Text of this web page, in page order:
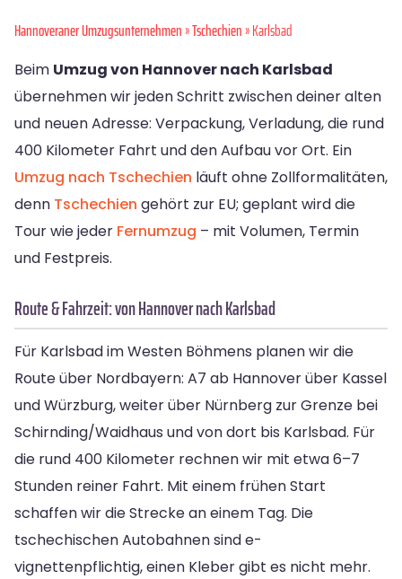
Hannoveraner Umzugsunternehmen»Tschechien» Karlsbad
Beim Umzug von Hannover nach Karlsbad
übernehmen wir jeden Schritt zwischen deiner alten
und neuen Adresse: Verpackung, Verladung, die rund
400 Kilometer Fahrt und den Aufbau vor Ort. Ein
Umzug nach Tschechien läuft ohne Zollformalitäten,
denn Tschechien gehört zur EU; geplant wird die
Tour wie jeder Fernumzug – mit Volumen, Termin
und Festpreis.
Route & Fahrzeit: von Hannover nach Karlsbad
Für Karlsbad im Westen Böhmens planen wir die
Route über Nordbayern: A7 ab Hannover über Kassel
und Würzburg, weiter über Nürnberg zur Grenze bei
Schirnding/Waidhaus und von dort bis Karlsbad. Für
die rund 400 Kilometer rechnen wir mit etwa 6–7
Stunden reiner Fahrt. Mit einem frühen Start
schaffen wir die Strecke an einem Tag. Die
tschechischen Autobahnen sind e-
vignettenpflichtig, einen Kleber gibt es nicht mehr.